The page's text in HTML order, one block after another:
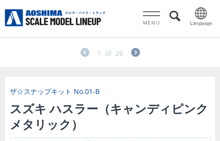
MENU
1 of 26
ザ☆スナップキット No.01-B
スズキ ハスラー（キャンディピンク
メタリック）